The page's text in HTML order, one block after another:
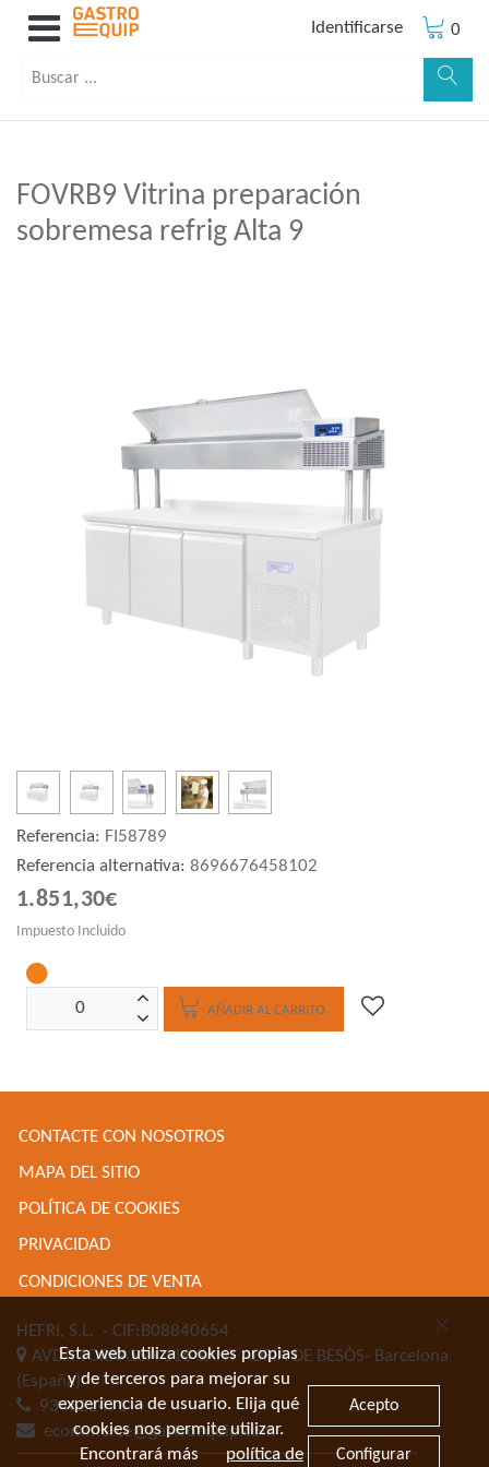
Identificarse 0
FOVRB9 Vitrina preparación
sobremesa refrig Alta 9
Referencia: FI58789
Referencia alternativa: 8696676458102
1.851,30€
Impuesto Incluido
AÑADIR AL CARRITO
CONTACTE CON NOSOTROS
MAPA DEL SITIO
POLÍTICA DE COOKIES
PRIVACIDAD
CONDICIONES DE VENTA
HEFRI, S.L. - CIF:B08840654
AVDA TORRASSA 116SANT ADRIA DE BESÒS- Barcelona
(España)
934622471
ecommerce@gastroequip.com
Esta web utiliza cookies propias
y de terceros para mejorar su
experiencia de usuario. Elija qué
cookies nos permite utilizar.
Encontrará más
política de
Acepto
Configurar